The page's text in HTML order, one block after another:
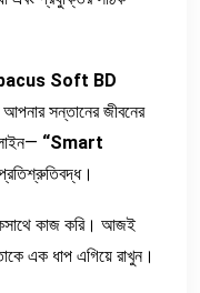
Soft BD
সন্তানের জীবনের
“Smart
কাজ করি। আজই
এক ধাপ এগিয়ে রাখুন।